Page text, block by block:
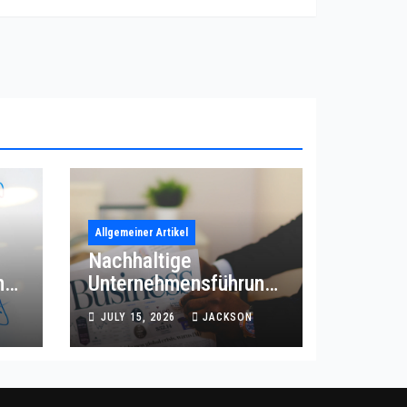
Allgemeiner Artikel
Nachhaltige
Unternehmensführung
für intelligente
Betriebsprozesse
JULY 15, 2026 JACKSON